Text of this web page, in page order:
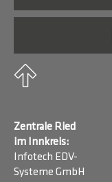
Zentrale Ried
im Innkreis:
Infotech EDV-
Systeme GmbH